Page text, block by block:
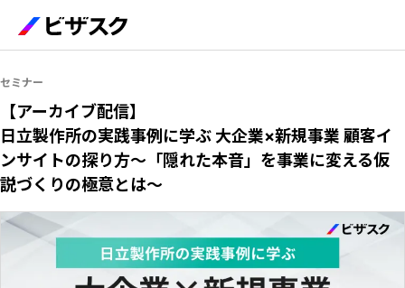
セミナー
【アーカイブ配信】
日立製作所の実践事例に学ぶ 大企業×新規事業 顧客イ
ンサイトの探り方〜「隠れた本音」を事業に変える仮
説づくりの極意とは〜